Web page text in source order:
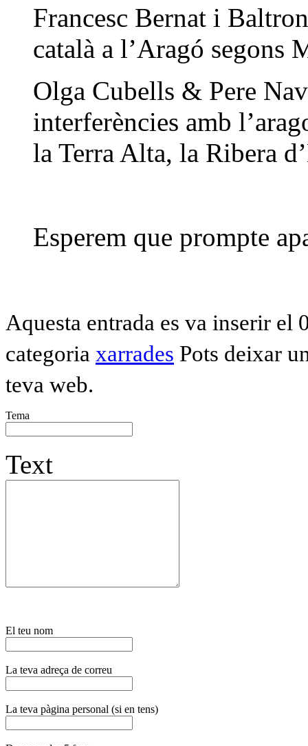
Francesc Bernat i
català a l’Aragó segons
Olga Cubells & Pere
interferències amb
la Terra Alta, la Ribera
Esperem que prompte
Aquesta entrada es va inserir el
categoria xarrades Pots deixar
teva web.
Tema
Text
El teu nom
La teva adreça de correu
La teva pàgina personal (si en tens)